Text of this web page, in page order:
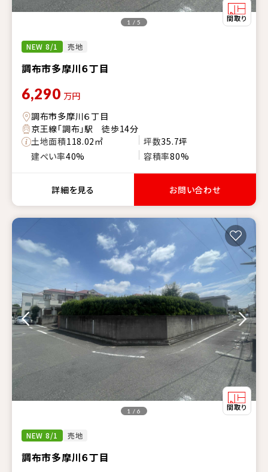
NEW 8/1 売地
調布市多摩川６丁目
1 / 5
6,290 万円
調布市多摩川６丁目
京王線「調布」駅 徒歩14分
土地面積118.02㎡ 坪数35.7坪
建ぺい率40% 容積率80%
詳細を見る お問い合わせ
NEW 8/1 売地
調布市多摩川６丁目
1 / 6